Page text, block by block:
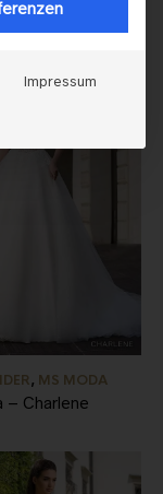
, MS MODA
– Charlene
Impressum